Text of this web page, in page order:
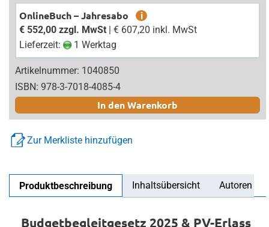
OnlineBuch – Jahresabo
i
€ 552,00 zzgl. MwSt
| € 607,20 inkl. MwSt
Lieferzeit:
1 Werktag
Artikelnummer: 1040850
ISBN: 978-3-7018-4085-4
In den Warenkorb
Zur Merkliste hinzufügen
Produktbeschreibung Inhaltsübersicht Autoren
Budgetbegleitgesetz 2025 & PV-Erlass